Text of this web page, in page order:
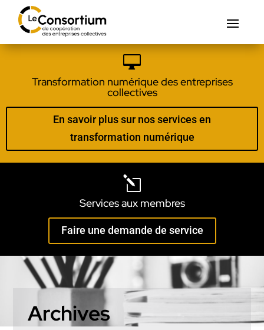

Transformation numérique des entreprises
collectives
En savoir plus sur nos services en
transformation numérique
l
Services aux membres
Faire une demande de service
Archives